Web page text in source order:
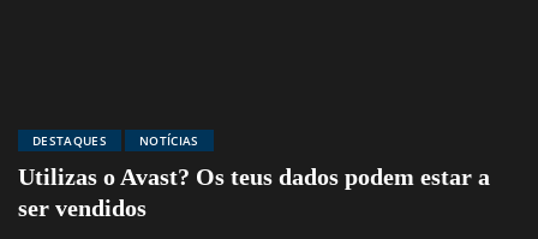
DESTAQUES NOTÍCIAS
Utilizas o Avast? Os teus dados podem estar a
ser vendidos